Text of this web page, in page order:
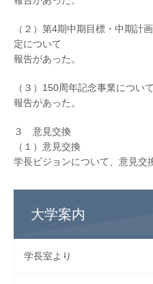
（２）第4期中期目標・中期計
定について
報告があった。
（３）150周年記念事業について
報告があった。
３ 意見交換
（１）意見交換
学長ビジョンについて、意見交
大学案内
学長室より